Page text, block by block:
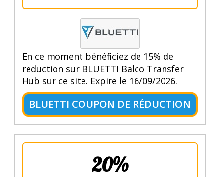
En ce moment bénéficiez de 15% de
reduction sur BLUETTI Balco Transfer
Hub sur ce site. Expire le 16/09/2026.
BLUETTI COUPON DE RÉDUCTION
20%